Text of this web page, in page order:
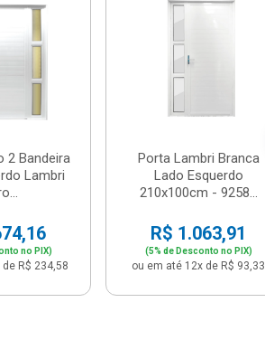
2 Bandeira
Lambri
no PIX)
R$ 234,58
Porta Lambri Branca
Lado Esquerdo
210x100cm - 9258...
R$ 1.063,91
(5% de Desconto no PIX)
ou em até 12x de R$ 93,33